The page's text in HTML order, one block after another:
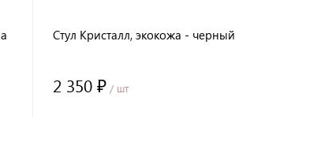
Стул Кристалл, экокожа - черный
2 350 ₽ / шт